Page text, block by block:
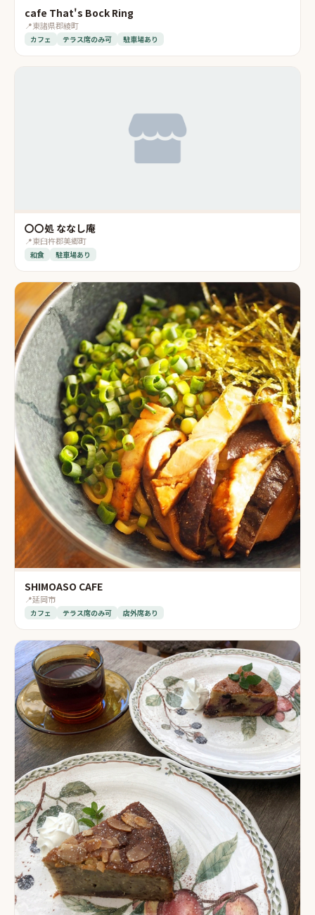
cafe That's Bock Ring
📍東諸県郡綾町
カフェ テラス席のみ可 駐車場あり
〇〇処 ななし庵
📍東臼杵郡美郷町
和食 駐車場あり
SHIMOASO CAFE
📍延岡市
カフェ テラス席のみ可 店外席あり